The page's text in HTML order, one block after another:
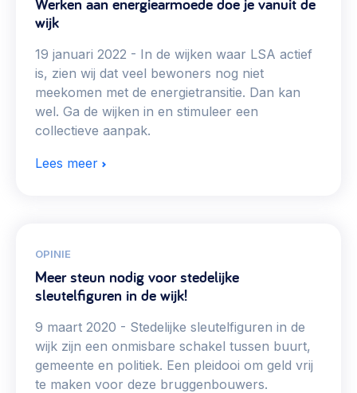
wijk
19 januari 2022
In de wijken waar LSA actief
is, zien wij dat veel bewoners nog niet
meekomen met de energietransitie. Dan kan
wel. Ga de wijken in en stimuleer een
collectieve aanpak.
Lees meer
OPINIE
Meer steun nodig voor stedelijke
sleutelfiguren in de wijk!
9 maart 2020
Stedelijke sleutelfiguren in de
wijk zijn een onmisbare schakel tussen buurt,
gemeente en politiek. Een pleidooi om geld vrij
te maken voor deze bruggenbouwers.